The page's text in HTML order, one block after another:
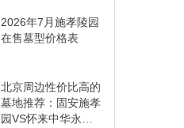
表看懂
2026年7月施孝陵园
在售墓型价格表
北京周边性价比高的
墓地推荐：固安施孝
园VS怀来中华永久